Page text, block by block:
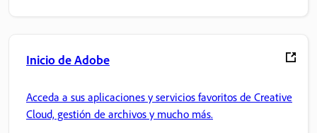
Inicio de Adobe
Acceda a sus aplicaciones y servicios favoritos de Creative
Cloud, gestión de archivos y mucho más.